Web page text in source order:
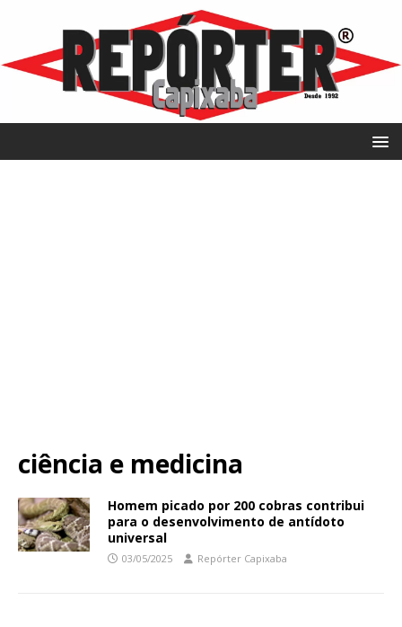
ciência e medicina
Homem picado por 200 cobras contribui
para o desenvolvimento de antídoto
universal
03/05/2025 Repórter Capixaba